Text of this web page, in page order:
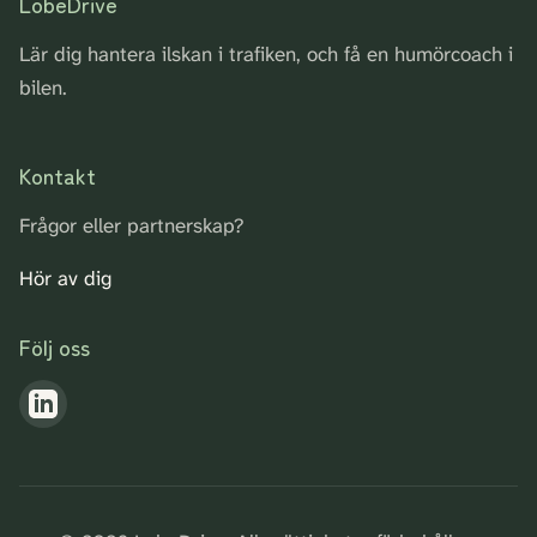
Lär dig hantera ilskan i trafiken, och få en humörcoach i
bilen.
Kontakt
Frågor eller partnerskap?
Hör av dig
Följ oss